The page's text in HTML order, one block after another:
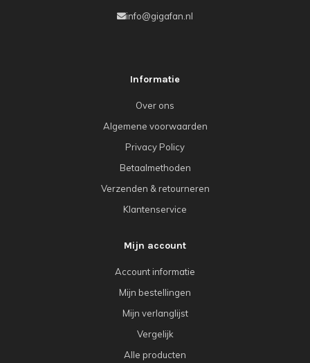
info@gigafan.nl
Informatie
Over ons
Algemene voorwaarden
Privacy Policy
Betaalmethoden
Verzenden & retourneren
Klantenservice
Mijn account
Account informatie
Mijn bestellingen
Mijn verlanglijst
Vergelijk
Alle producten